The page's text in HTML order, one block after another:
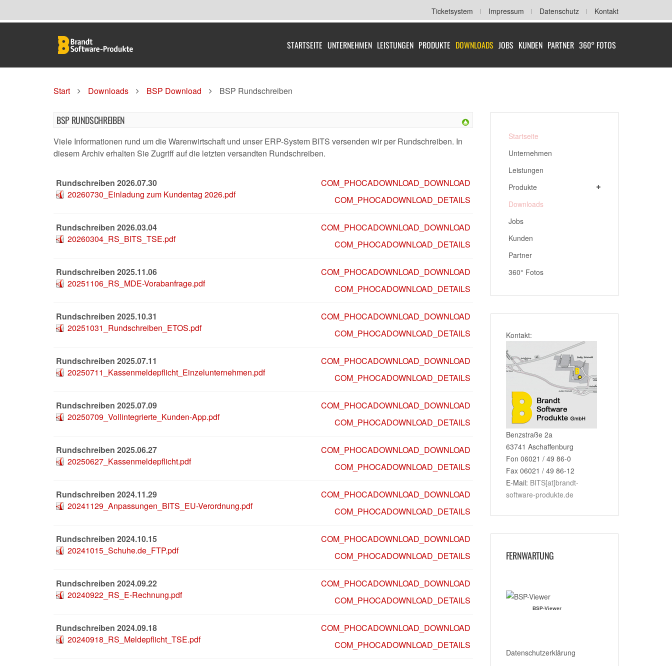
Ticketsystem Impressum Datenschutz Kontakt
STARTSEITE UNTERNEHMEN LEISTUNGEN PRODUKTE DOWNLOADS JOBS KUNDEN PARTNER 360° FOTOS
Start Downloads BSP Download BSP Rundschreiben
BSP RUNDSCHREIBEN
Viele Informationen rund um die Warenwirtschaft und unser ERP-System BITS versenden wir per Rundschreiben. In
diesem Archiv erhalten Sie Zugriff auf die letzten versandten Rundschreiben.
Rundschreiben 2026.07.30
20260730_Einladung zum Kundentag 2026.pdf
COM_PHOCADOWNLOAD_DOWNLOAD
COM_PHOCADOWNLOAD_DETAILS
Rundschreiben 2026.03.04
20260304_RS_BITS_TSE.pdf
COM_PHOCADOWNLOAD_DOWNLOAD
COM_PHOCADOWNLOAD_DETAILS
Rundschreiben 2025.11.06
20251106_RS_MDE-Vorabanfrage.pdf
COM_PHOCADOWNLOAD_DOWNLOAD
COM_PHOCADOWNLOAD_DETAILS
Rundschreiben 2025.10.31
20251031_Rundschreiben_ETOS.pdf
COM_PHOCADOWNLOAD_DOWNLOAD
COM_PHOCADOWNLOAD_DETAILS
Rundschreiben 2025.07.11
20250711_Kassenmeldepflicht_Einzelunternehmen.pdf
COM_PHOCADOWNLOAD_DOWNLOAD
COM_PHOCADOWNLOAD_DETAILS
Rundschreiben 2025.07.09
20250709_Vollintegrierte_Kunden-App.pdf
COM_PHOCADOWNLOAD_DOWNLOAD
COM_PHOCADOWNLOAD_DETAILS
Rundschreiben 2025.06.27
20250627_Kassenmeldepflicht.pdf
COM_PHOCADOWNLOAD_DOWNLOAD
COM_PHOCADOWNLOAD_DETAILS
Rundschreiben 2024.11.29
20241129_Anpassungen_BITS_EU-Verordnung.pdf
COM_PHOCADOWNLOAD_DOWNLOAD
COM_PHOCADOWNLOAD_DETAILS
Rundschreiben 2024.10.15
20241015_Schuhe.de_FTP.pdf
COM_PHOCADOWNLOAD_DOWNLOAD
COM_PHOCADOWNLOAD_DETAILS
Rundschreiben 2024.09.22
20240922_RS_E-Rechnung.pdf
COM_PHOCADOWNLOAD_DOWNLOAD
COM_PHOCADOWNLOAD_DETAILS
Rundschreiben 2024.09.18
20240918_RS_Meldepflicht_TSE.pdf
COM_PHOCADOWNLOAD_DOWNLOAD
COM_PHOCADOWNLOAD_DETAILS
Startseite
Unternehmen
Leistungen
Produkte
Downloads
Jobs
Kunden
Partner
360° Fotos
Kontakt:
Benzstraße 2a
63741 Aschaffenburg
Fon 06021 / 49 86-0
Fax 06021 / 49 86-12
E-Mail: BITS[at]brandt-
software-produkte.de
FERNWARTUNG
BSP-Viewer
Datenschutzerklärung